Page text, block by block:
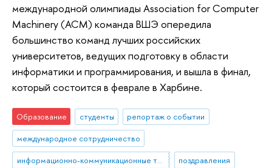
международной олимпиады Association for Computer
Machinery (ACM) команда ВШЭ опередила
большинство команд лучших российских
университетов, ведущих подготовку в области
информатики и программирования, и вышла в финал,
который состоится в феврале в Харбине.
Образование студенты
репортаж о событии
международное сотрудничество
информационно-коммуникационные технологии
поздравления